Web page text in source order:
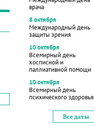
врача
8 октября
Международный день
защиты зрения
10 октября
Всемирный день
хосписной и
паллиативной помощи
10 октября
Всемирный день
психического здоровья
Все даты